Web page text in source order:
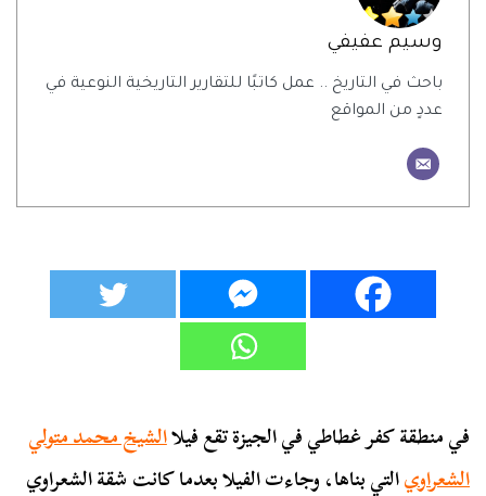
وسيم عفيفي
باحث في التاريخ .. عمل كاتبًا للتقارير التاريخية النوعية في
عددٍ من المواقع
في منطقة كفر غطاطي في الجيزة تقع فيلاالشيخ محمد متولي
الشعراويالتي بناها، وجاءت الفيلا بعدما كانت شقة الشعراوي